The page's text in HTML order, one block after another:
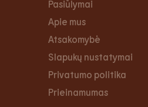
Pasiūlymai
Apie mus
Atsakomybė
Slapukų nustatymai
Privatumo politika
Prieinamumas